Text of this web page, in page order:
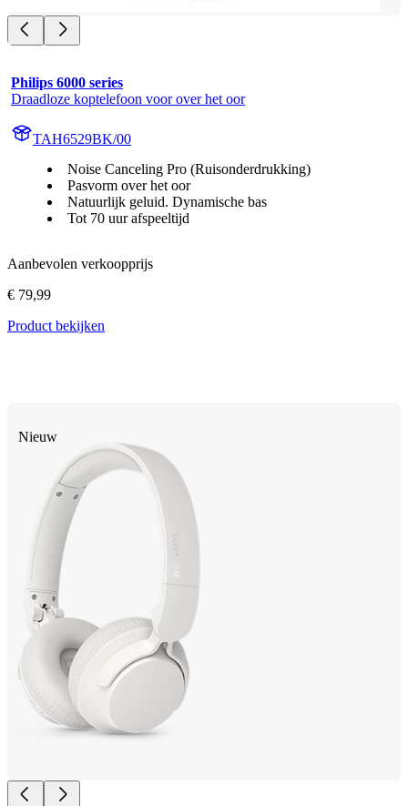
Philips 6000 series
Draadloze koptelefoon voor over het oor
TAH6529BK/00
Noise Canceling Pro (Ruisonderdrukking)
Pasvorm over het oor
Natuurlijk geluid. Dynamische bas
Tot 70 uur afspeeltijd
Aanbevolen verkoopprijs
€ 79,99
Product bekijken
Nieuw